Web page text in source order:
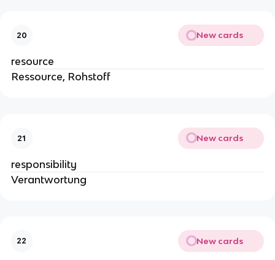
20 New cards
resource
Ressource, Rohstoff
21 New cards
responsibility
Verantwortung
22 New cards